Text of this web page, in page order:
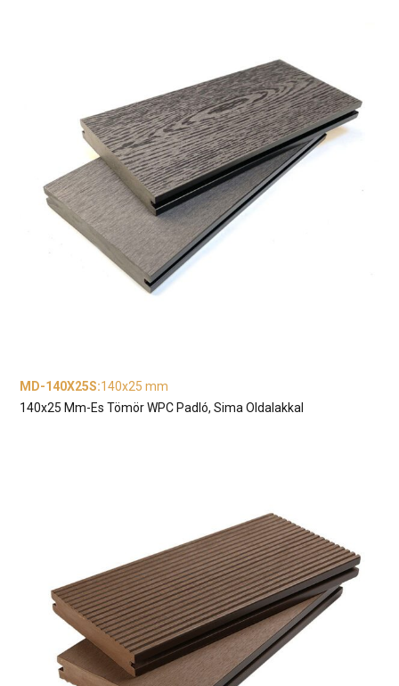
MD-140X25S:140x25 mm
140x25 Mm-Es Tömör WPC Padló, Sima Oldalakkal